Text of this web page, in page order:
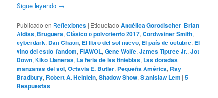
Sigue leyendo →
Publicado en Reflexiones | Etiquetado Angélica Gorodischer, Brian
Aldiss, Bruguera,Clásico o polvoriento 2017,Cordwainer Smith,
cyberdark, Dan Chaon, El libro del sol nuevo, El país de octubre, El
vino del estío,fandom,FIAWOL,Gene Wolfe,James Tiptree Jr.,Jot
Down,Kiko Llaneras, La feria de las tinieblas, Las doradas
manzanas del sol,Octavia E. Butler, Pequeña América, Ray
Bradbury, Robert A. Heinlein,Shadow Show,Stanislaw Lem |5
Respuestas